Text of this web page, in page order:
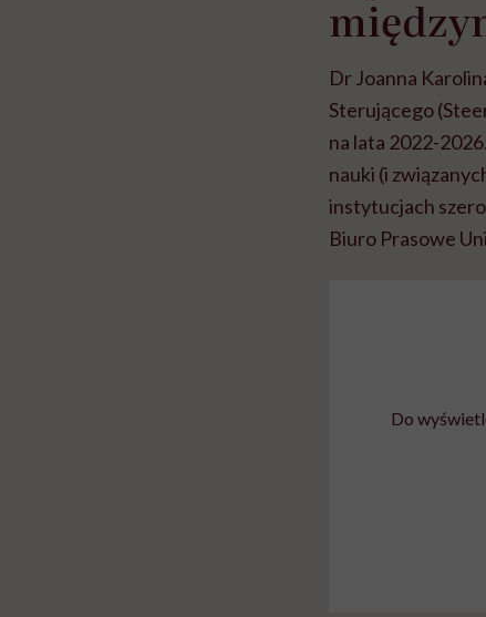
Dr Joanna
Sterującego
na lata 2022-
nauki (i
instytucjach
Biuro Prasowe
Do